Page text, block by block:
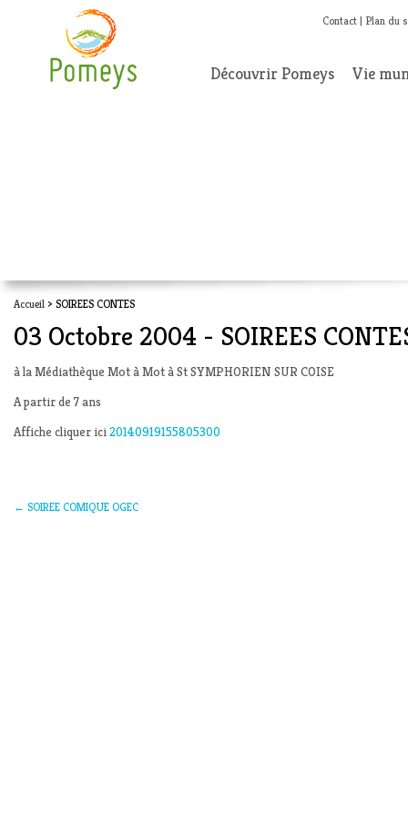
Contact Plan du
Découvrir Pomeys Vie
Accueil > SOIREES CONTES
03 Octobre 2004 - SOIREES
à la Médiathèque Mot à Mot à St SYMPHORIEN SUR COISE
A partir de 7 ans
Affiche cliquer ici20140919155805300
← SOIREE COMIQUE OGEC